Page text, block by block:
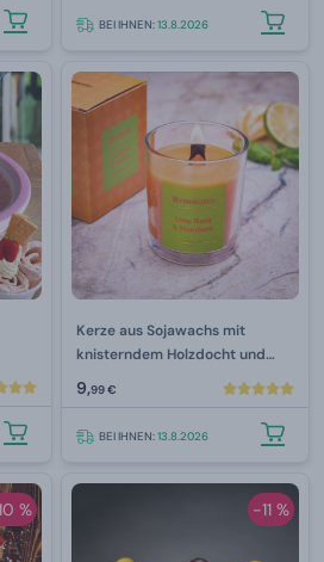
BEI IHNEN:13.8.2026
Kerze aus Sojawachs mit
knisterndem Holzdocht und
intensivem Duft – Lime Basil &
Mandarine 130 g
9,99 €
BEI IHNEN:13.8.2026
% -11 %